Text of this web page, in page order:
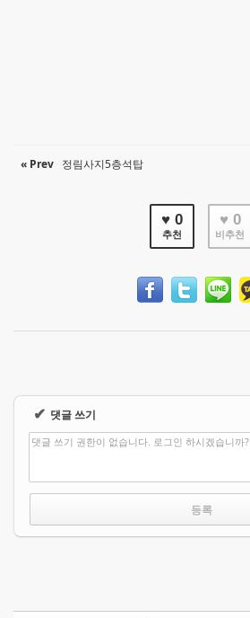
« Prev 정림사지5층석탑
♥ 0
추천
♥ 0
비추천
✔ 댓글 쓰기
댓글 쓰기 권한이 없습니다. 로그인 하시겠습니까?